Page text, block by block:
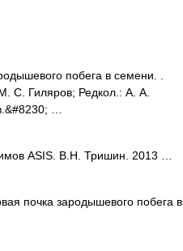
побега в семени. .
С. Гиляров; Редкол.: А. А.
…
ASIS. В.Н. Тришин. 2013 …
почка зародышевого побега в